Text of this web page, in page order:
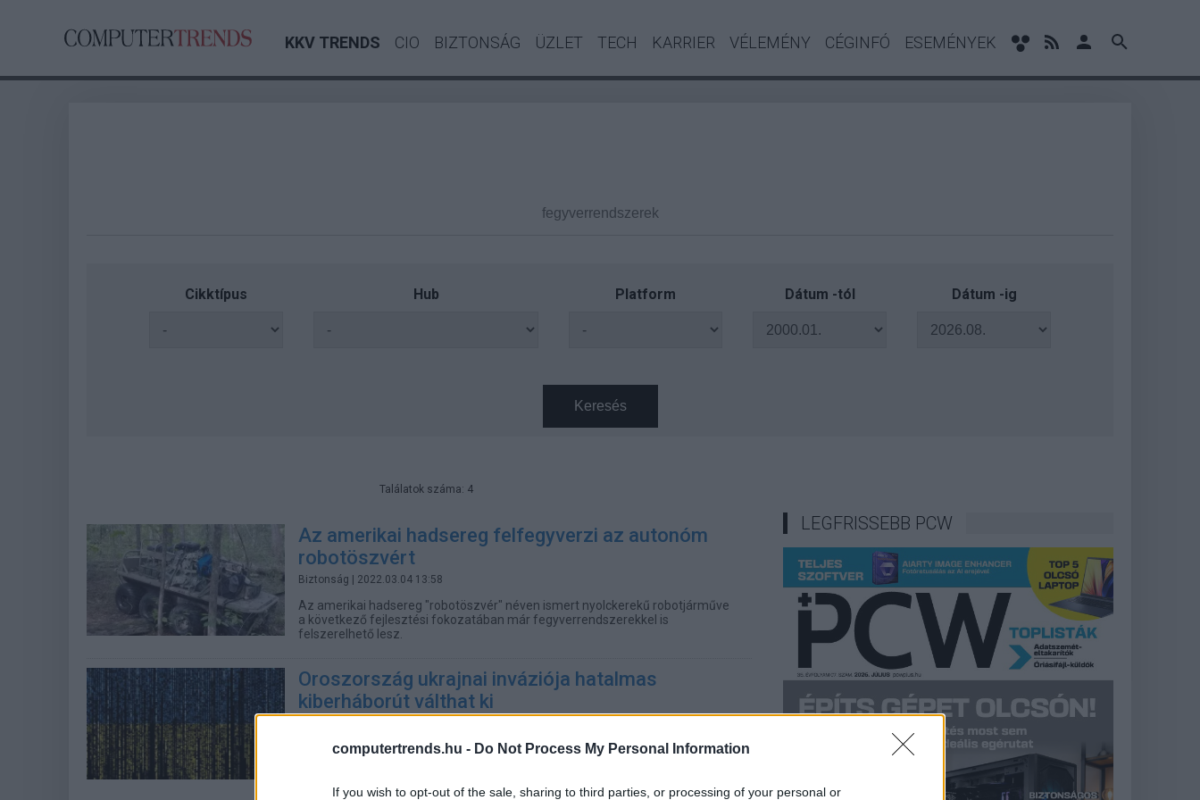
computertrends.hu - Do Not Process My Personal Information
If you wish to opt-out of the sale, sharing to third parties, or processing of your personal or
KKV TRENDS CIO BIZTONSÁG ÜZLET TECH KARRIER VÉLEMÉNY CÉGINFÓ ESEMÉNYEK
Cikktípus Hub Platform Dátum -tól Dátum -ig
Keresés
Találatok száma: 4
Az amerikai hadsereg felfegyverzi az autonóm
robotöszvért
Biztonság | 2022.03.04 13:58
Az amerikai hadsereg "robotöszvér" néven ismert nyolckerekű robotjárműve
a következő fejlesztési fokozatában már fegyverrendszerekkel is
felszerelhető lesz.
Oroszország ukrajnai inváziója hatalmas
kiberháborút válthat ki
Oroszország, Ukrajna és számos nyugati szövetségese képes
LEGFRISSEBB PCW